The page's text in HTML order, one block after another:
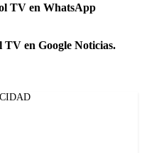
TV en WhatsApp
TV en Google Noticias.